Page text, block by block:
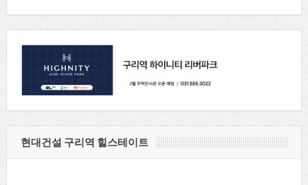
현대건설 구리역 힐스테이트